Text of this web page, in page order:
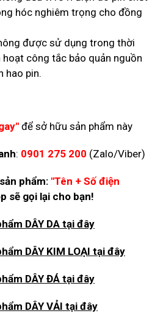
hóc nghiêm trọng cho đồng
được sử dụng trong thời
hoạt công tắc bảo quản nguồn
hao pin.
để sở hữu sản phẩm này
: 0901 275 200 (Zalo/Viber)
phẩm: "Tên + Số điện
sẽ gọi lại cho bạn!
DÂY DA tại đây
DÂY KIM LOẠI tại đây
DÂY ĐÁ tại đây
DÂY VẢI tại đây